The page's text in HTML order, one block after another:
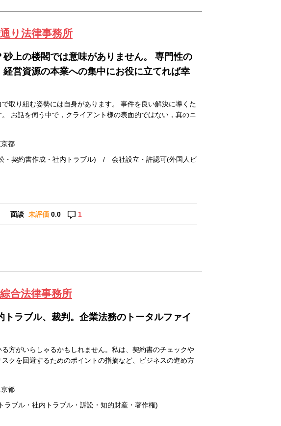
り法律事務所
上の楼閣では意味がありません。 専門性の
営資源の本業への集中にお役に立てれば幸
取り組む姿勢には自身があります。 事件を良い解決に導くた
お話を伺う中で，クライアント様の表面的ではない，真のニ
都
・契約書作成・社内トラブル) / 会社設立・許認可(外国人ビ
面談 未評価 0.0 1
合法律事務所
ラブル、裁判。企業法務のトータルファイ
方がいらしゃるかもしれません。私は、契約書のチェックや
クを回避するためのポイントの指摘など、ビジネスの進め方
都
ブル・社内トラブル・訴訟・知的財産・著作権)